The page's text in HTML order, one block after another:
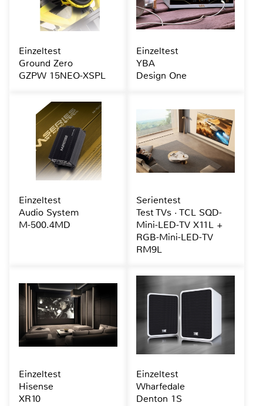
Einzeltest
Ground Zero
GZPW 15NEO-XSPL
Einzeltest
YBA
Design One
Einzeltest
Audio System
M-500.4MD
Serientest
Test TVs · TCL SQD-
Mini-LED-TV X11L +
RGB-Mini-LED-TV
RM9L
Einzeltest
Hisense
XR10
Einzeltest
Wharfedale
Denton 1S